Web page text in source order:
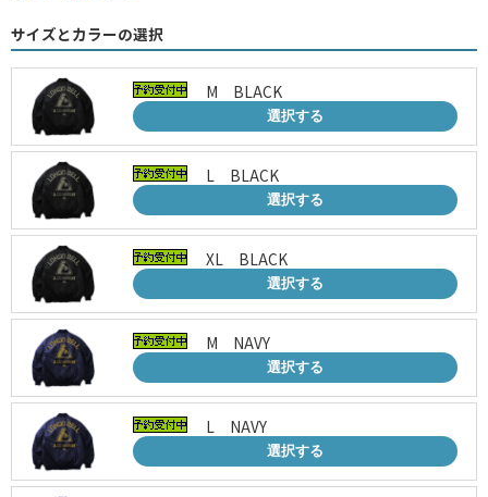
サイズとカラーの選択
M BLACK
選択する
L BLACK
選択する
XL BLACK
選択する
M NAVY
選択する
L NAVY
選択する